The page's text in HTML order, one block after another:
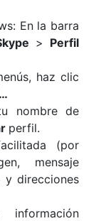
En la barra
> Perfil
haz clic
nombre de
perfil.
(por
mensaje
y direcciones